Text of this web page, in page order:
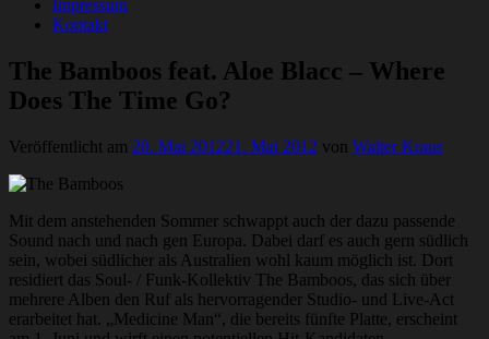
Impressum
Kontakt
The Bamboos feat. Aloe Blacc – Where
Does The Time Go?
Veröffentlicht am 20. Mai 201221. Mai 2012 von Walter Kraus
Mit dem anstehenden Sommer schwappt auch der dazu passende
Sound nach und nach gen Europa. Dabei darf es auch gern südlich
sein, wobei südlicher als Australien wohl kaum möglich ist. Dort
residiert das Soul- / Funk-Kollektiv The Bamboos, das sich über
mehrere Alben den Ruf als hervorragender Studio- und Live-Act
erarbeitet hat. „Medicine Man“, die bereits fünfte Platte, erscheint